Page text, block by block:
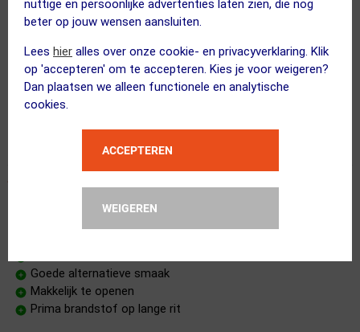
nuttige en persoonlijke advertenties laten zien, die nog
beter op jouw wensen aansluiten.
Lees hier alles over onze cookie- en privacyverklaring. Klik
op 'accepteren' om te accepteren. Kies je voor weigeren?
Dan plaatsen we alleen functionele en analytische
cookies.
ACCEPTEREN
WEIGEREN
Hoeveelheid koolhydraten
Bevat cafeïne
Prijs
Lekker smaakje, minder zoet dan vergelijkbare gelletjes. Doet
z’n ding qua koolhydraten.
Prima spul, lekkere smaak.
Goede alternatieve smaak
Makkelijk te openen
Prima brandstof op lange rit